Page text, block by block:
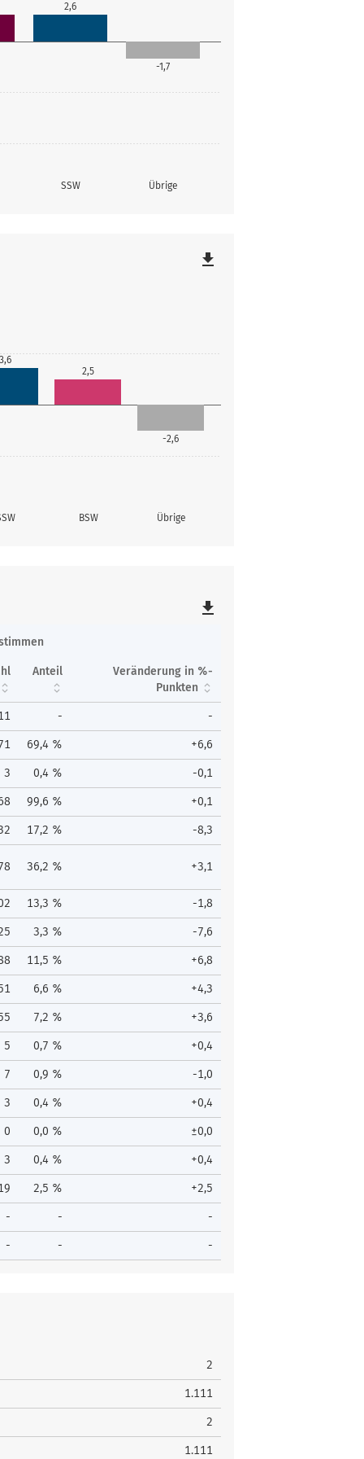
SSW Übrige
2,6
-1,7
BSW Übrige
3,6
2,5
-2,6
file_download
file_download
Anteil
Veränderung in %-
Punkten
- -
69,4 % +6,6
3 0,4 % -0,1
99,6 % +0,1
17,2 % -8,3
36,2 % +3,1
13,3 % -1,8
3,3 % -7,6
11,5 % +6,8
6,6 % +4,3
7,2 % +3,6
5 0,7 % +0,4
7 0,9 % -1,0
3 0,4 % +0,4
0 0,0 % ±0,0
3 0,4 % +0,4
2,5 % +2,5
- - -
- - -
2
1.111
2
1.111